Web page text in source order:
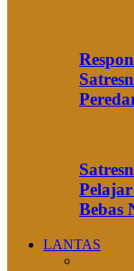
Bebas
LANTAS